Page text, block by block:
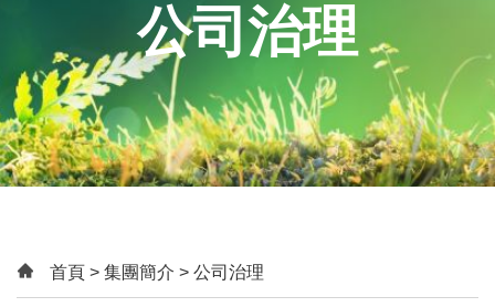
公司治理
首頁 > 集團簡介 > 公司治理